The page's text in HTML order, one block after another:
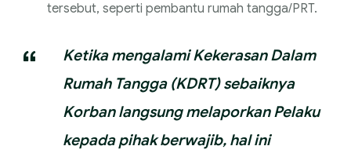
tersebut, seperti pembantu rumah tangga/PRT.
Ketika mengalami Kekerasan Dalam
Rumah Tangga (KDRT) sebaiknya
Korban langsung melaporkan Pelaku
kepada pihak berwajib, hal ini